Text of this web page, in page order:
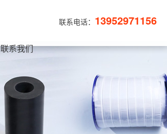
联系电话： 13952971156
联系我们